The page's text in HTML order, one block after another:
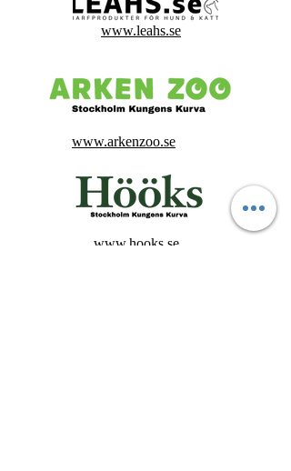
www.leahs.se
www.arkenzoo.se
www.hooks.se